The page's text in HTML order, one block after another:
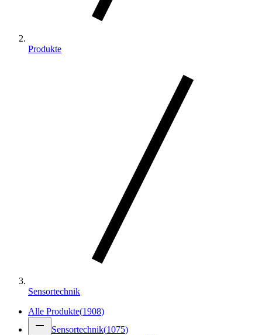
Produkte
Sensortechnik
Alle Produkte(1908)
remove Sensortechnik(1075)